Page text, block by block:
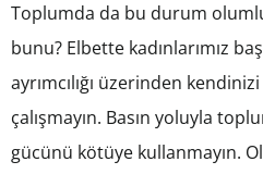
Toplumda da bu durum
bunu? Elbette kadınlarımız
ayrımcılığı üzerinden
çalışmayın. Basın yoluyla
gücünü kötüye kullanmayın.